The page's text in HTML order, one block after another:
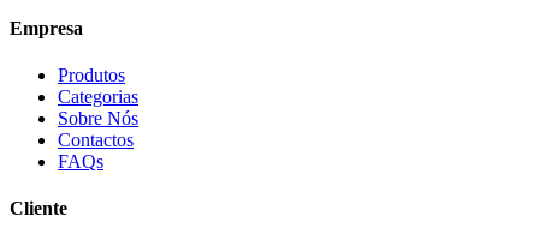
Empresa
Produtos
Categorias
Sobre Nós
Contactos
FAQs
Cliente